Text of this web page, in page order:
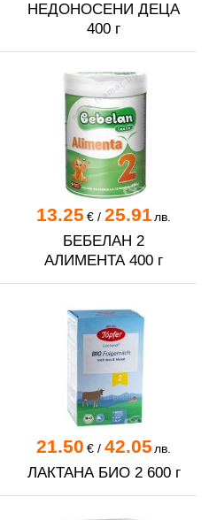
НЕДОНОСЕНИ ДЕЦА
400 г
13.25 €/ 25.91лв.
БЕБЕЛАН 2
АЛИМЕНТА 400 г
21.50 €/ 42.05 лв.
ЛАКТАНА БИО 2 600 г